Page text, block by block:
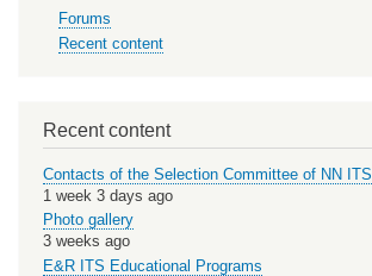
Forums
Recent content
Recent content
Contacts of the Selection Committee of NN ITS
1 week 3 days ago
Photo gallery
3 weeks ago
E&R ITS Educational Programs